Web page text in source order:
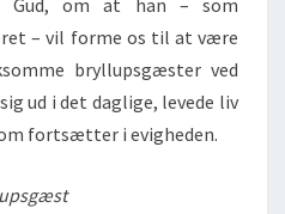
om at han – som
– vil forme os til at være
bryllupsgæster ved
ud i det daglige, levede liv
fortsætter i evigheden.